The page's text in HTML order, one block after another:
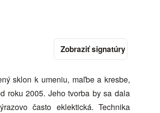
sklon k umeniu, maľbe a kresbe,
roku 2005. Jeho tvorba by sa dala
často eklektická. Technika